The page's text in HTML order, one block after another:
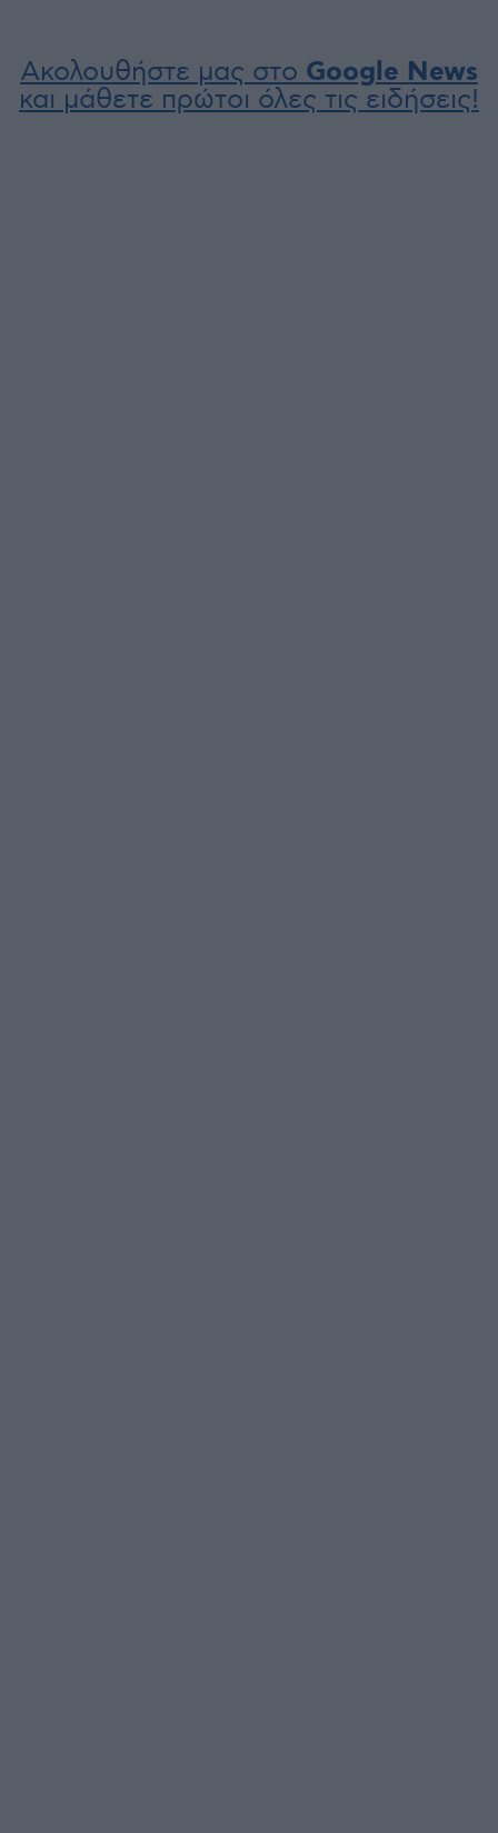
Ακολουθήστε μας στο Google News
και μάθετε πρώτοι όλες τις ειδήσεις!